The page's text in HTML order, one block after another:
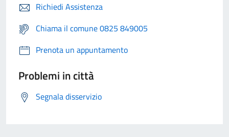
Richiedi Assistenza
Chiama il comune 0825 849005
Prenota un appuntamento
Problemi in città
Segnala disservizio